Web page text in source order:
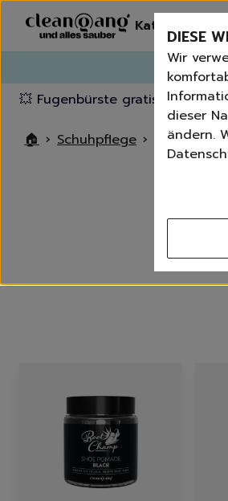
Kategorien
💥 Fugenbürste gratis ab 60 €
🏠 › Schuhpflege ›
DIESE
Wir
dieser
ändern.